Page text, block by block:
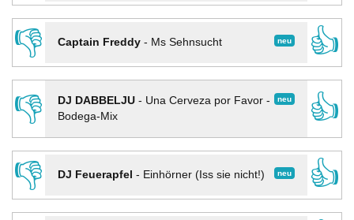
👎
neu
Captain Freddy- Ms Sehnsucht
👍
👎
neu
DJ DABBELJU- Una Cerveza por Favor -
Bodega-Mix
👍
👎
neu
DJ Feuerapfel - Einhörner (Iss sie nicht!)
👍